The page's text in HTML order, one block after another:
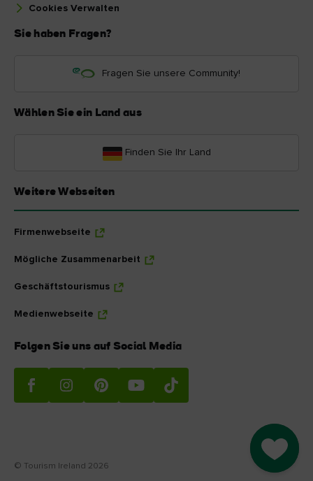
Go to
Cookies Verwalten
Sie haben Fragen?
Fragen Sie unsere Community!
Wählen Sie ein Land aus
Finden Sie Ihr Land
Weitere Webseiten
Firmenwebseite
Mögliche Zusammenarbeit
Geschäftstourismus
Medienwebseite
Folgen Sie uns auf Social Media
© Tourism Ireland 2026